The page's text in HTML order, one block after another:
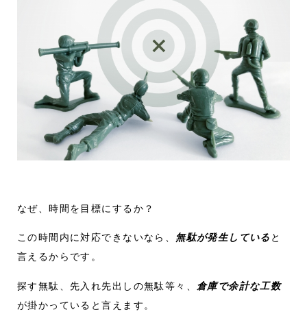
なぜ、時間を目標にするか？
この時間内に対応できないなら、 無駄が発生している と
言えるからです。
探す無駄、先入れ先出しの無駄等々、 倉庫で余計な工数
が掛かっていると言えます。